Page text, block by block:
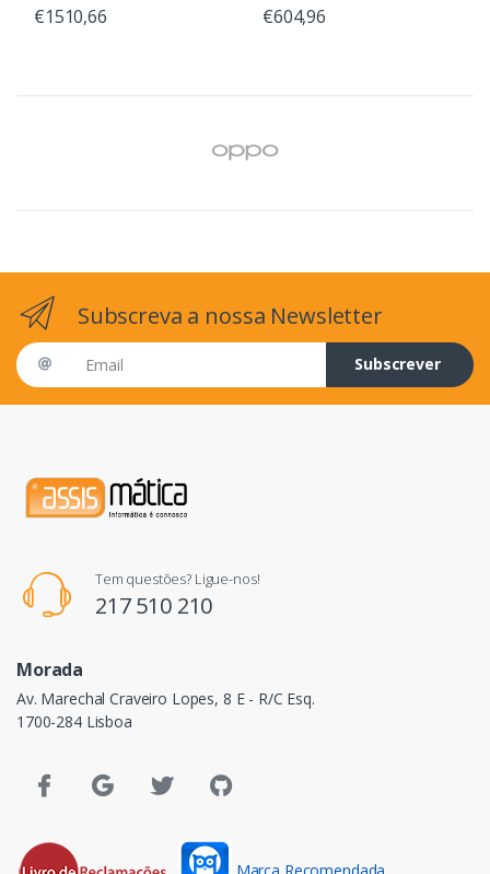
€1510,66 €604,96
Subscreva a nossa Newsletter
Email address
Subscrever
Tem questões? Ligue-nos!
217 510 210
Morada
Av. Marechal Craveiro Lopes, 8 E - R/C Esq.
1700-284 Lisboa
Marca Recomendada